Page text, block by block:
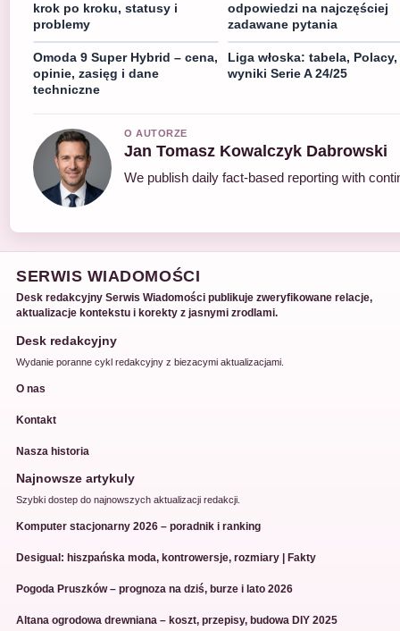
krok po kroku, statusy i
problemy
odpowiedzi na najczęściej
zadawane pytania
Omoda 9 Super Hybrid – cena,
opinie, zasięg i dane
techniczne
Liga włoska: tabela, Polacy,
wyniki Serie A 24/25
O AUTORZE
Jan Tomasz Kowalczyk Dabrowski
We publish daily fact-based reporting with
SERWIS WIADOMOŚCI
Desk redakcyjny Serwis Wiadomości publikuje zweryfikowane relacje,
aktualizacje kontekstu i korekty z jasnymi zrodlami.
Desk redakcyjny
Wydanie poranne cykl redakcyjny z biezacymi aktualizacjami.
O nas
Kontakt
Nasza historia
Najnowsze artykuly
Szybki dostep do najnowszych aktualizacji redakcji.
Komputer stacjonarny 2026 – poradnik i ranking
Desigual: hiszpańska moda, kontrowersje, rozmiary | Fakty
Pogoda Pruszków – prognoza na dziś, burze i lato 2026
Altana ogrodowa drewniana – koszt, przepisy, budowa DIY 2025